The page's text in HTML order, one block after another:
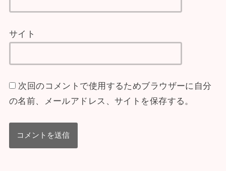
サイト
次回のコメントで使用するためブラウザーに自分
の名前、メールアドレス、サイトを保存する。